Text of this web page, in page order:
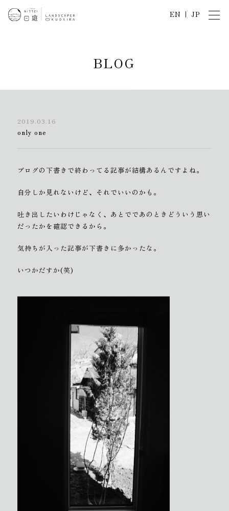
EN JP
BLOG
2019.03.16
only one
ブログの下書きで終わってる記事が結構あるんですよね。
自分しか見れないけど、それでいいのかも。
吐き出したいわけじゃなく、あとでであのときどういう思い
だったかを確認できるから。
気持ちが入った記事が下書きに多かったな。
いつかだすか(笑)